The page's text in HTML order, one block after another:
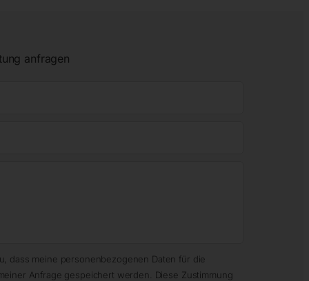
anfragen
dass meine personenbezogenen Daten für die
Anfrage gespeichert werden. Diese Zustimmung